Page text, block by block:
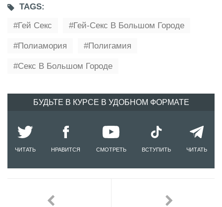
TAGS:
Гей Секс
Гей-Секс В Большом Городе
Полиамория Полигамия
Секс В Большом Городе
БУДЬТЕ В КУРСЕ В УДОБНОМ ФОРМАТЕ
ЧИТАТЬ НРАВИТСЯ СМОТРЕТЬ ВСТУПИТЬ ЧИТАТЬ